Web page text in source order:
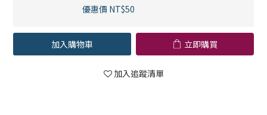
優惠價 NT$50
加入購物車 立即購買
加入追蹤清單